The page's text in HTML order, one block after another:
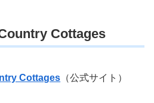
Cottages
Cottages （公式サイト）